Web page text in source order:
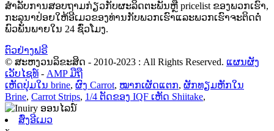
ສໍາ​ລັບ​ການ​ສອບ​ຖາມ​ກ່ຽວ​ກັບ​ຜະ​ລິດ​ຕະ​ພັນ​ຫຼື pricelist ຂອງ​ພວກ​ເຮົາ​,
ກະ​ລຸ​ນາ​ປ່ອຍ​ໃຫ້​ອີ​ເມວ​ຂອງ​ທ່ານ​ກັບ​ພວກ​ເຮົາ​ແລະ​ພວກ​ເຮົາ​ຈະ​ຕິດ​ຕໍ່​
ພົວ​ພັນ​ພາຍ​ໃນ 24 ຊົ່ວ​ໂມງ​.
ຕົວຢ່າງຟຣີ
© ສະຫງວນລິຂະສິດ - 2010-2023 : All Rights Reserved. ແຜນຜັງ
ເວັບໄຊທ໌ - AMP ມືຖື
ເຫັດປຸ່ມໃນ brine, ຜົງ Carrot, ໝາກເຜັດແຕກ, ຜັກທຽມຫັກໃນ
Brine, Carrot Strips, 1/4 ຕັດຂອງ IQF ເຫັດ Shiitake,
ສົ່ງອີເມວ